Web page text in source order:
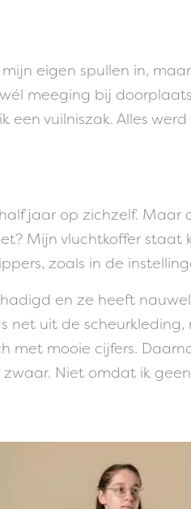
eigen spullen in,
meeging bij
een vuilniszak. Alles
jaar op zichzelf. Maar
Mijn vluchtkoffer
zoals in de
en ze heeft
net uit de
met mooie cijfers.
Niet omdat ik